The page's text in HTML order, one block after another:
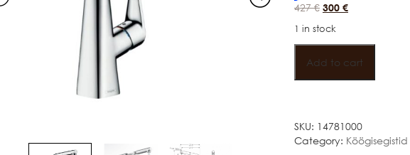
427€ 300 €
1 in stock
Add to cart
SKU: 14781000
Category: Köögisegistid